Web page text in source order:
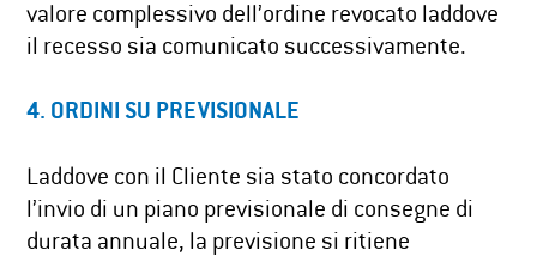
valore complessivo dell’ordine revocato laddove
il recesso sia comunicato successivamente.
4. ORDINI SU PREVISIONALE
Laddove con il Cliente sia stato concordato
l’invio di un piano previsionale di consegne di
durata annuale, la previsione si ritiene